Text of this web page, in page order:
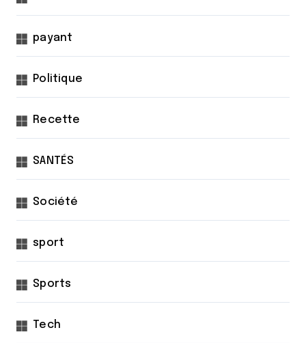
payant
Politique
Recette
SANTÉS
Société
sport
Sports
Tech